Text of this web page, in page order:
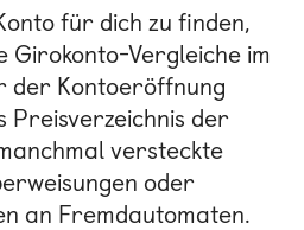
für dich zu finden,
Girokonto-Vergleiche im
der Kontoeröffnung
Preisverzeichnis der
versteckte
oder
an Fremdautomaten.